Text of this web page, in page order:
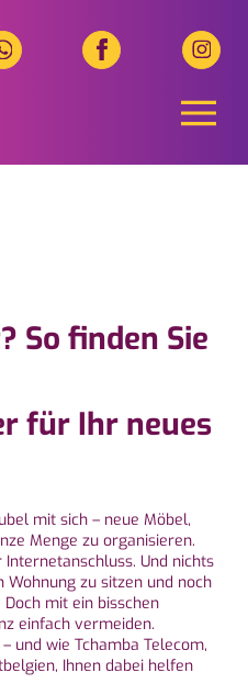
Ihr
So finden Sie
für Ihr neues
mit sich – neue Möbel,
Menge zu organisieren.
Und nichts
zu sitzen und noch
mit ein bisschen
einfach vermeiden.
und wie Tchamba Telecom,
Ihnen dabei helfen